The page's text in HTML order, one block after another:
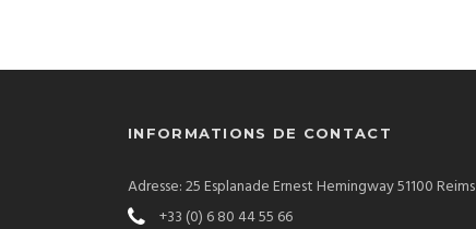
INFORMATIONS DE CONTACT
Adresse: 25 Esplanade Ernest Hemingway 51100 Reims
+33 (0) 6 80 44 55 66